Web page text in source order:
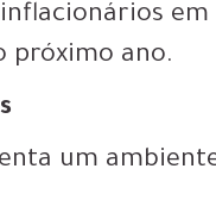
em
próximo ano.
um